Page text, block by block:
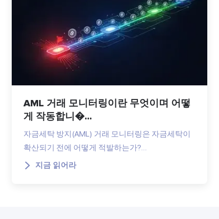
AML 거래 모니터링이란 무엇이며 어떻
게 작동합니�...
자금세탁 방지(AML) 거래 모니터링은 자금세탁이
확산되기 전에 어떻게 적발하는가?…
지금 읽어라